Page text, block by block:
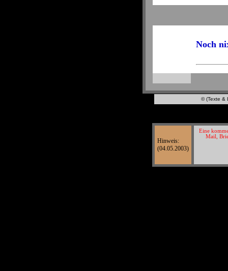
Noch
© (Texte &
Hinweis:
(04.05.2003)
Eine
Mail,